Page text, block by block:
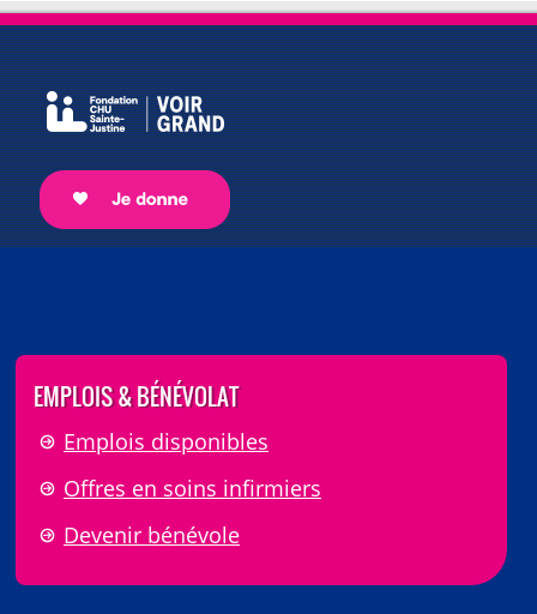
EMPLOIS & BÉNÉVOLAT
Emplois disponibles
Offres en soins infirmiers
Devenir bénévole